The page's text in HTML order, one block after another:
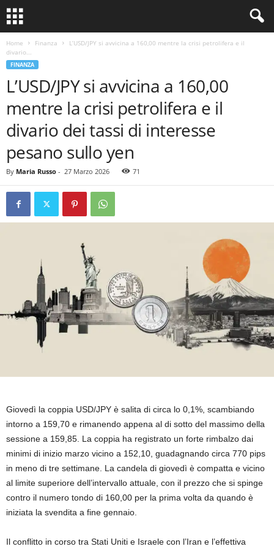
Home Finanza
L’USD/JPY si avvicina a 160,00 mentre la crisi petrolifera e il
divario...
FINANZA
L’USD/JPY si avvicina a 160,00
mentre la crisi petrolifera e il
divario dei tassi di interesse
pesano sullo yen
By Maria Russo - 27 Marzo 2026 71
Giovedì la coppia USD/JPY è salita di circa lo 0,1%, scambiando
intorno a 159,70 e rimanendo appena al di sotto del massimo della
sessione a 159,85. La coppia ha registrato un forte rimbalzo dai
minimi di inizio marzo vicino a 152,10, guadagnando circa 770 pips
in meno di tre settimane. La candela di giovedì è compatta e vicino
al limite superiore dell’intervallo attuale, con il prezzo che si spinge
contro il numero tondo di 160,00 per la prima volta da quando è
iniziata la svendita a fine gennaio.
Il conflitto in corso tra Stati Uniti e Israele con l’Iran e l’effettiva